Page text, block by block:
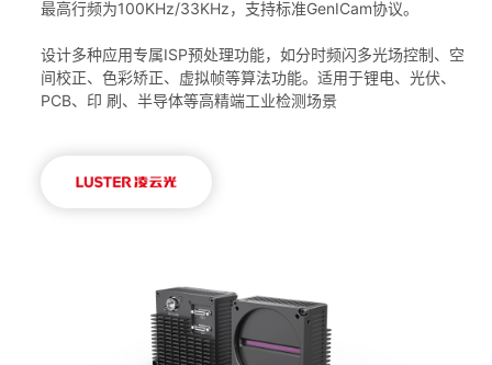
最高行频为100KHz/33KHz，支持标准GenICam协议。
设计多种应用专属ISP预处理功能，如分时频闪多光场控制、空
间校正、色彩矫正、虚拟帧等算法功能。适用于锂电、光伏、
PCB、印 刷、半导体等高精端工业检测场景